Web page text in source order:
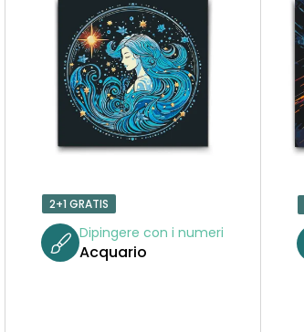
2+1 GRATIS
Dipingere con i numeri
Acquario